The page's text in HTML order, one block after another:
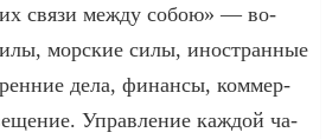
их свя­зи ме­ж­ду со­бою» — во­
морские си­лы, иностранные
де­ла, фи­нан­сы, ком­мер­
Управ­ле­ние ка­ж­дой ча­